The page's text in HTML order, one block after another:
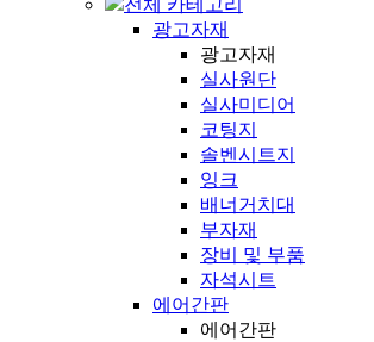
전체 카테고리
광고자재
광고자재
실사원단
실사미디어
코팅지
솔벤시트지
잉크
배너거치대
부자재
장비 및 부품
자석시트
에어간판
에어간판